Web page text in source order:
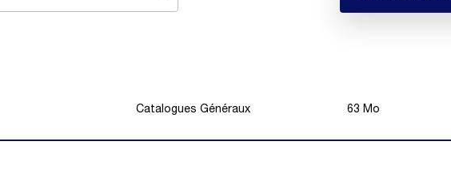
Catalogues Généraux 63 Mo